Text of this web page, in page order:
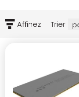
Affinez Trier